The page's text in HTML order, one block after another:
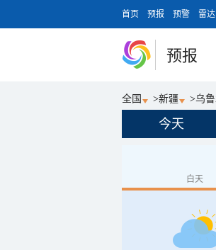
首页 预报 预警 雷达
预报
全国 >新疆 >乌
今天
白天